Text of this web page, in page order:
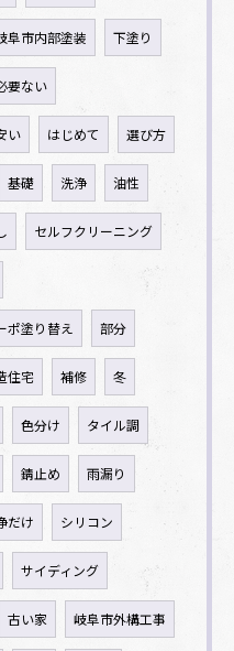
阜市内部塗装 下塗り
要ない
い はじめて 選び方
基礎 洗浄 油性
セルフクリーニング
ポ塗り替え 部分
住宅 補修 冬
色分け タイル調
錆止め 雨漏り
だけ シリコン
サイディング
古い家 岐阜市外構工事